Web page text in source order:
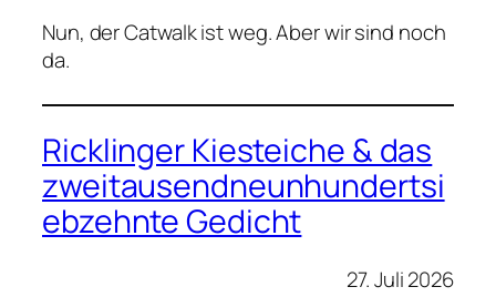
Nun, der Catwalk ist weg. Aber wir sind noch
da.
Ricklinger Kiesteiche & das
zweitausendneunhundertsi
ebzehnte Gedicht
27. Juli 2026